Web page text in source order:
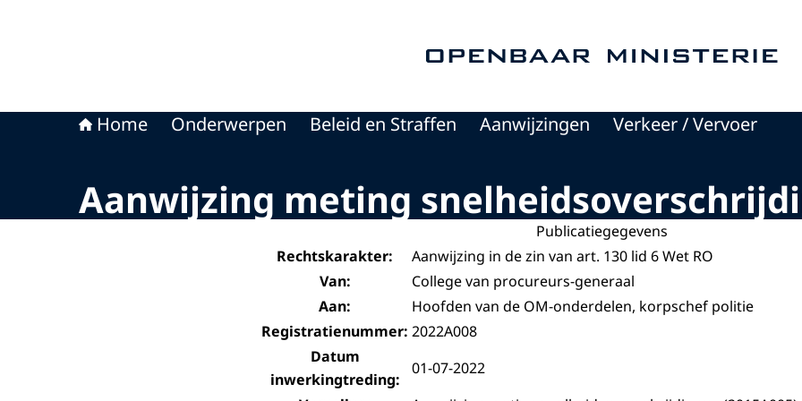
Home Onderwerpen Beleid en Straffen Aanwijzingen Verkeer / Vervoer
Aanwijzing meting
Publicatiegegevens
Rechtskarakter:
Aanwijzing in de zin van art. 130 lid 6 Wet RO
Van:
College van procureurs-generaal
Aan:
Hoofden van de OM-onderdelen, korpschef politie
Registratienummer: 2022A008
Datum
inwerkingtreding:
01-07-2022